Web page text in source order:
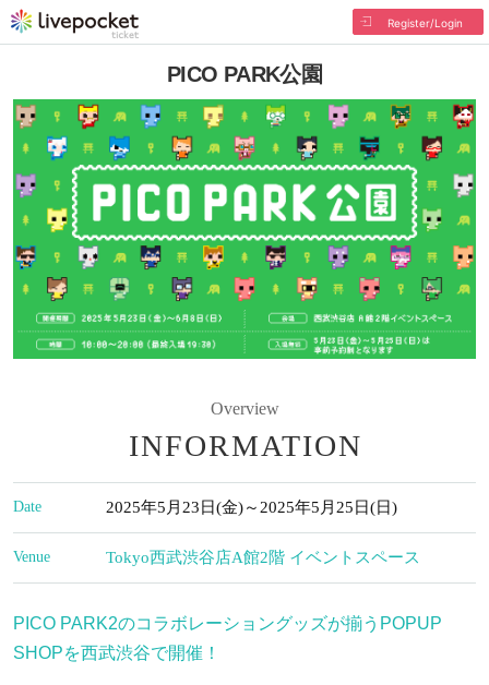
Register/Login
PICO PARK公園
Overview
INFORMATION
Date 2025年5月23日(金)～2025年5月25日(日)
Venue Tokyo西武渋谷店A館2階 イベントスペース
PICO PARK2のコラボレーショングッズが揃うPOPUP
SHOPを西武渋谷で開催！